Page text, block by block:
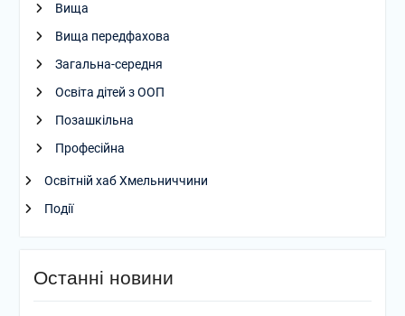
Вища
Вища передфахова
Загальна-середня
Освіта дітей з ООП
Позашкільна
Професійна
Освітній хаб Хмельниччини
Події
Останні новини